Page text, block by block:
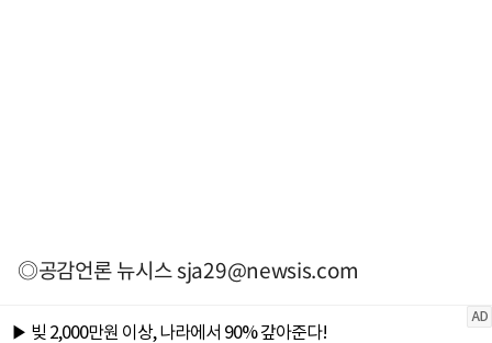
◎공감언론 뉴시스sja29@newsis.com